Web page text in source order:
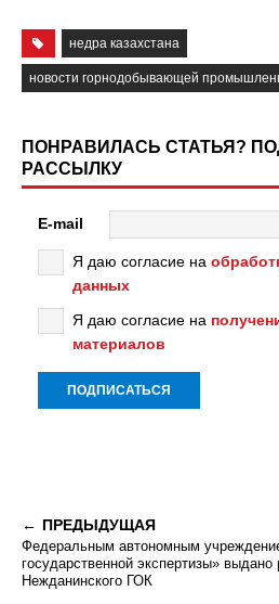
недра казахстана
новости горнодобывающей
ПОНРАВИЛАСЬ СТАТЬЯ?
РАССЫЛКУ
E-mail
Я даю согласие на
данных
Я даю согласие на
материалов
ПРЕДЫДУЩАЯ
Федеральным автономным
государственной экспертизы»
Нежданинского ГОК